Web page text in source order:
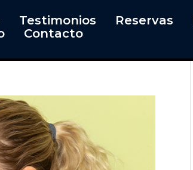
Testimonios Reservas
Contacto